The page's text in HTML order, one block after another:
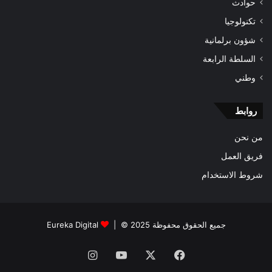
حوادث
تكنولوجيا
شؤون برلمانية
السلطة الرابعة
وطني
روابط
من نحن
فريق العمل
شروط الاستخدام
جميع الحقوق محفوظة 2025 © | Eureka Digital
فيسبوك ‫YouTube